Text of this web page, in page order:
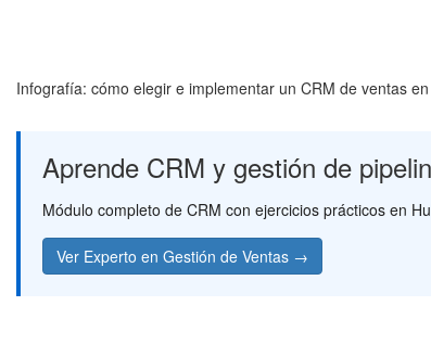
Infografía: cómo elegir e implementar un CRM de ventas
Aprende CRM y gestión de
Módulo completo de CRM con ejercicios prácticos en
Ver Experto en Gestión de Ventas →